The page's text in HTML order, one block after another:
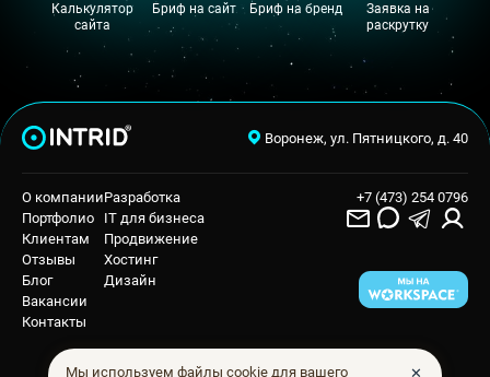
Калькулятор
сайта
Бриф на сайт Бриф на бренд
Заявка на
раскрутку
Воронеж, ул. Пятницкого, д. 40
О компании
Портфолио
Клиентам
Отзывы
Блог
Вакансии
Контакты
Разработка
IT для бизнеса
Продвижение
Хостинг
Дизайн
+7 (473) 254 0796
Мы используем файлы cookie для вашего ✕